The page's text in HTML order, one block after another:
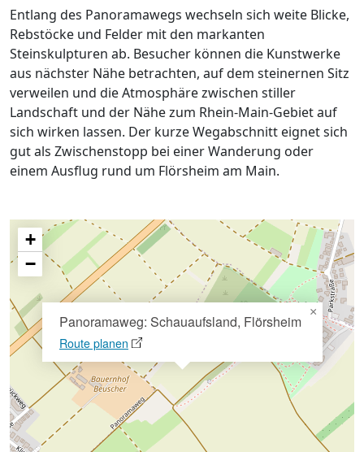
Entlang des Panoramawegs wechseln sich weite Blicke,
Rebstöcke und Felder mit den markanten
Steinskulpturen ab. Besucher können die Kunstwerke
aus nächster Nähe betrachten, auf dem steinernen Sitz
verweilen und die Atmosphäre zwischen stiller
Landschaft und der Nähe zum Rhein-Main-Gebiet auf
sich wirken lassen. Der kurze Wegabschnitt eignet sich
gut als Zwischenstopp bei einer Wanderung oder
einem Ausflug rund um Flörsheim am Main.
Panoramaweg: Schauaufsland, Flörsheim
Route planen
×
+
−